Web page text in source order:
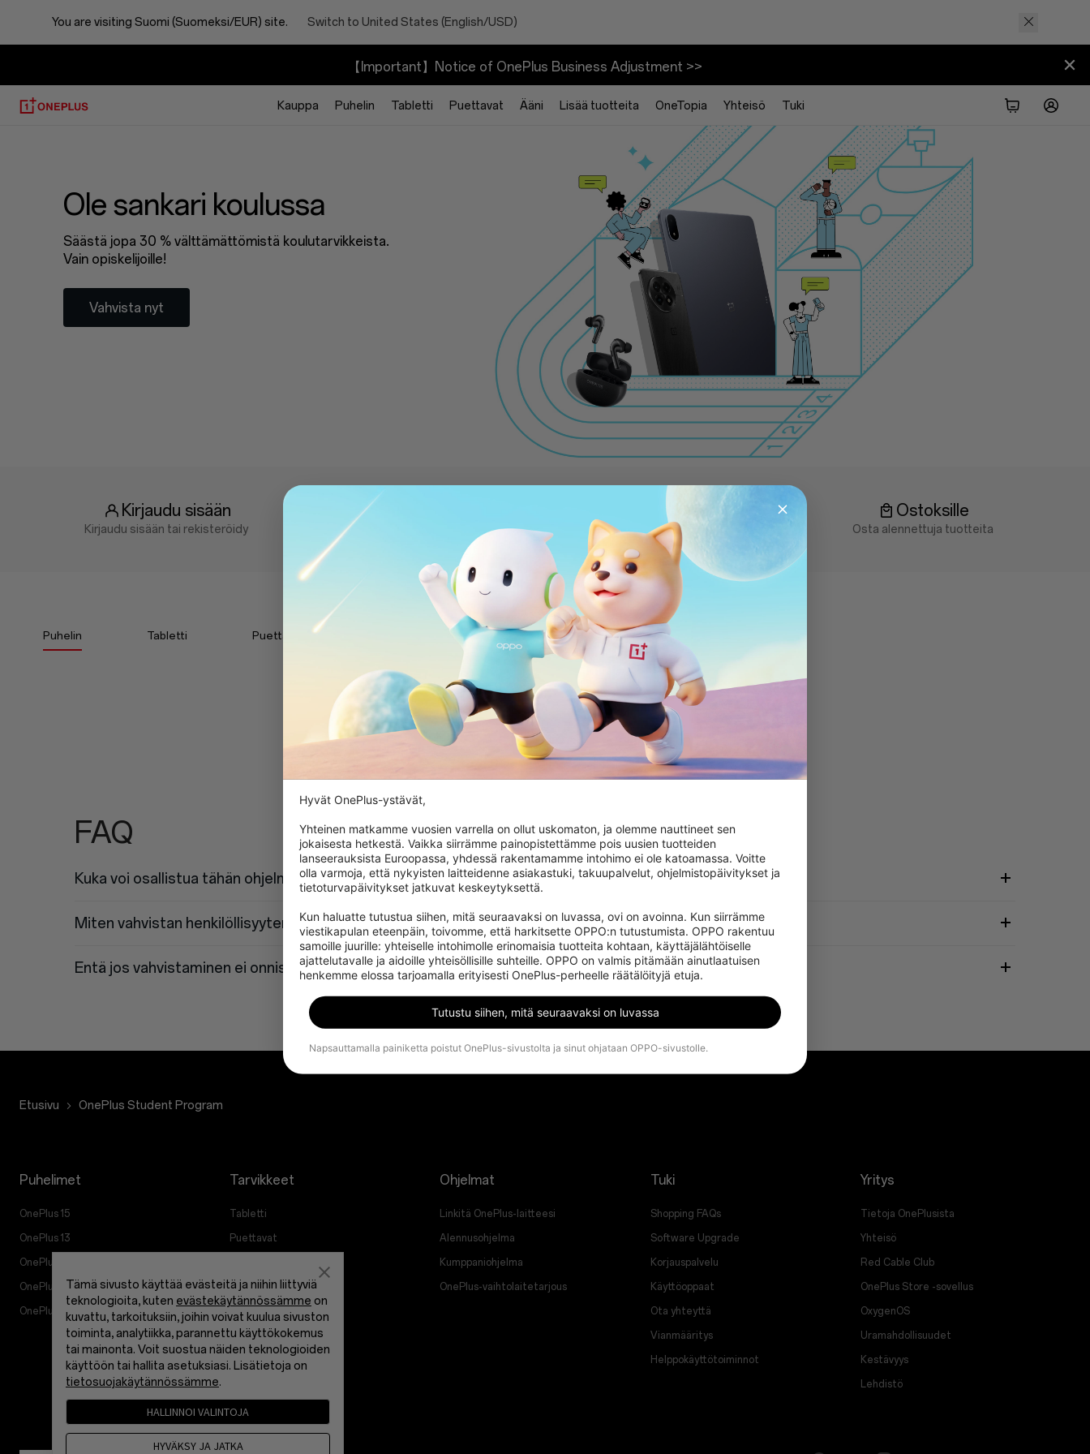
You are visiting Suomi (Suomeksi/EUR) site. Switch to United States (English/USD)
【Important】Notice of OnePlus Business Adjustment >>
Kauppa Puhelin Tabletti Puettavat Ääni Lisää tuotteita OneTopia Yhteisö Tuki
Ole sankari koulussa
Säästä jopa 30 % välttämättömistä koulutarvikkeista.
Vain opiskelijoille!
Vahvista nyt
Kirjaudu sisään
Kirjaudu sisään tai rekisteröidy
Vahvista opiskeluoikeus sekä
tiedot
Ostoksille
Osta alennettuja tuotteita
Puhelin Tabletti Puettavat Elämäntapa
Tulossa pian ...
FAQ
Kuka voi osallistua tähän ohjelmaan?
Miten vahvistan henkilöllisyyteni?
Entä jos vahvistaminen ei onnistu?
Etusivu OnePlus Student Program
Puhelimet
OnePlus 15
OnePlus 13
OnePlus 13R
OnePlus Nord 5
OnePlus Nord CE5
Tarvikkeet
Tabletti
Puettavat
Suojakuoret
Laturit & Johdot
Bundles
Elämäntapa
Ohjelmat
Linkitä OnePlus-laitteesi
Alennusohjelma
Kumppaniohjelma
OnePlus-vaihtolaitetarjous
Tuki
Shopping FAQs
Software Upgrade
Korjauspalvelu
Käyttöoppaat
Ota yhteyttä
Vianmääritys
Helppokäyttötoiminnot
Yritys
Tietoja OnePlusista
Yhteisö
Red Cable Club
OnePlus Store -sovellus
OxygenOS
Uramahdollisuudet
Kestävyys
Lehdistö
Hyvät OnePlus-ystävät,
Yhteinen matkamme vuosien varrella on ollut uskomaton, ja olemme nauttineet sen
jokaisesta hetkestä. Vaikka siirrämme painopistettämme pois uusien tuotteiden
lanseerauksista Euroopassa, yhdessä rakentamamme intohimo ei ole katoamassa. Voitte
olla varmoja, että nykyisten laitteidenne asiakastuki, takuupalvelut, ohjelmistopäivitykset ja
tietoturvapäivitykset jatkuvat keskeytyksettä.
Kun haluatte tutustua siihen, mitä seuraavaksi on luvassa, ovi on avoinna. Kun siirrämme
viestikapulan eteenpäin, toivomme, että harkitsette OPPO:n tutustumista. OPPO rakentuu
samoille juurille: yhteiselle intohimolle erinomaisia tuotteita kohtaan, käyttäjälähtöiselle
ajattelutavalle ja aidoille yhteisöllisille suhteille. OPPO on valmis pitämään ainutlaatuisen
henkemme elossa tarjoamalla erityisesti OnePlus-perheelle räätälöityjä etuja.
Tutustu siihen, mitä seuraavaksi on luvassa
Napsauttamalla painiketta poistut OnePlus-sivustolta ja sinut ohjataan OPPO-sivustolle.
Tämä sivusto käyttää evästeitä ja niihin liittyviä
teknologioita, kuten evästekäytännössämme on
kuvattu, tarkoituksiin, joihin voivat kuulua sivuston
toiminta, analytiikka, parannettu käyttökokemus
tai mainonta. Voit suostua näiden teknologioiden
käyttöön tai hallita asetuksiasi. Lisätietoja on
tietosuojakäytännössämme.
HALLINNOI VALINTOJA
HYVÄKSY JA JATKA